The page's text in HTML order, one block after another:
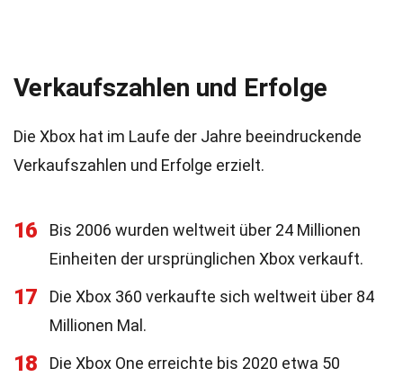
Verkaufszahlen und Erfolge
Die Xbox hat im Laufe der Jahre beeindruckende
Verkaufszahlen und Erfolge erzielt.
16
Bis 2006 wurden weltweit über 24 Millionen
Einheiten der ursprünglichen Xbox verkauft.
17
Die Xbox 360 verkaufte sich weltweit über 84
Millionen Mal.
18
Die Xbox One erreichte bis 2020 etwa 50